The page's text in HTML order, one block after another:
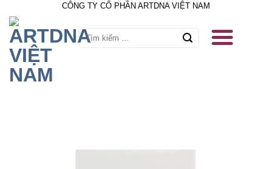
content
CÔNG TY CỔ PHẦN ARTDNA VIỆT NAM